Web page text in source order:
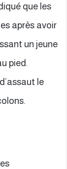
que les
après avoir
un jeune
pied.
le